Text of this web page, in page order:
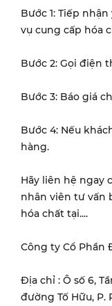
Bước 1: Tiếp
vụ cung cấp hóa
Bước 2: Gọi điện
Bước 3: Báo giá
Bước 4: Nếu
hàng.
Hãy liên hệ ngay
nhân viên tư vấn
hóa chất tại....
Công ty Cổ Phần
Địa chỉ : Ô số 6,
đường Tố Hữu, P.